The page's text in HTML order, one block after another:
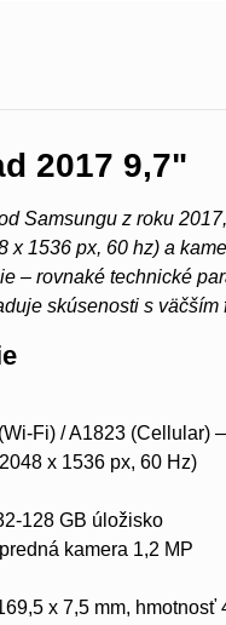
2017 9,7"
Samsungu z roku
x 1536 px, 60 hz) a
– rovnaké technické
skúsenosti s
Fi) / A1823 (Cellular)
x 1536 px, 60 Hz)
128 GB úložisko
kamera 1,2 MP
x 7,5 mm, hmotnosť